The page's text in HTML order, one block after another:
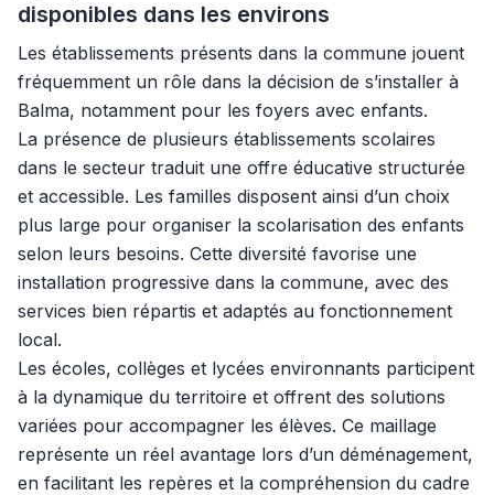
disponibles dans les environs
Les établissements présents dans la commune jouent
fréquemment un rôle dans la décision de s’installer à
Balma, notamment pour les foyers avec enfants.
La présence de plusieurs établissements scolaires
dans le secteur traduit une offre éducative structurée
et accessible. Les familles disposent ainsi d’un choix
plus large pour organiser la scolarisation des enfants
selon leurs besoins. Cette diversité favorise une
installation progressive dans la commune, avec des
services bien répartis et adaptés au fonctionnement
local.
Les écoles, collèges et lycées environnants participent
à la dynamique du territoire et offrent des solutions
variées pour accompagner les élèves. Ce maillage
représente un réel avantage lors d’un déménagement,
en facilitant les repères et la compréhension du cadre